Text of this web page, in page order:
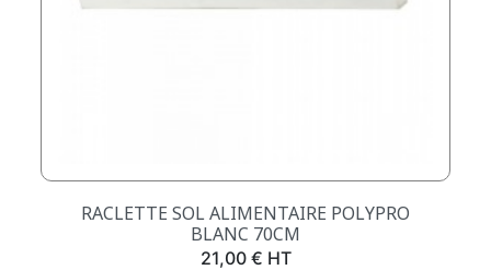
RACLETTE SOL ALIMENTAIRE POLYPRO
BLANC 70CM
Prix
21,00 € HT